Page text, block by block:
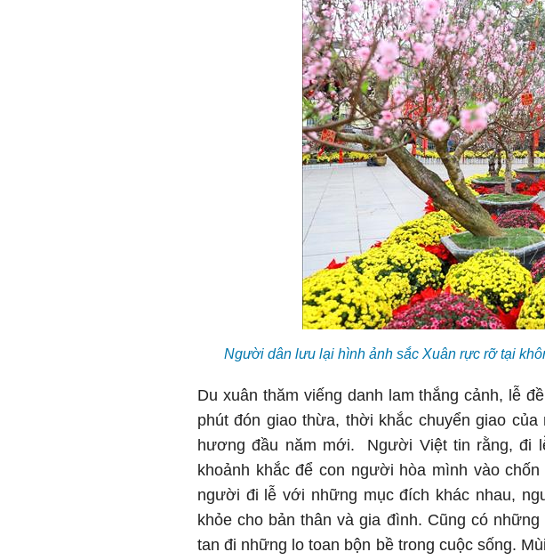
Người dân lưu lại hình ảnh sắc Xuân rực rỡ tại
Du xuân thăm viếng danh lam thắng cảnh, lễ
phút đón giao thừa, thời khắc chuyển giao
hương đầu năm mới. Người Việt tin rằng, đi
khoảnh khắc để con người hòa mình vào
người đi lễ với những mục đích khác nhau,
khỏe cho bản thân và gia đình. Cũng có
tan đi những lo toan bộn bề trong cuộc sống.